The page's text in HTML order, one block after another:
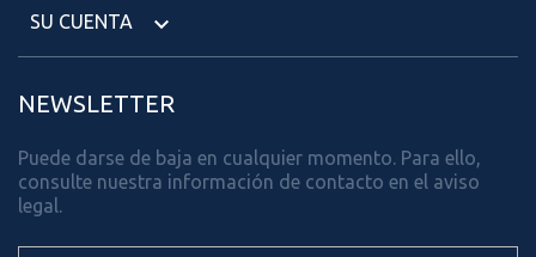
SU CUENTA 
NEWSLETTER
Puede darse de baja en cualquier momento. Para ello,
consulte nuestra información de contacto en el aviso
legal.